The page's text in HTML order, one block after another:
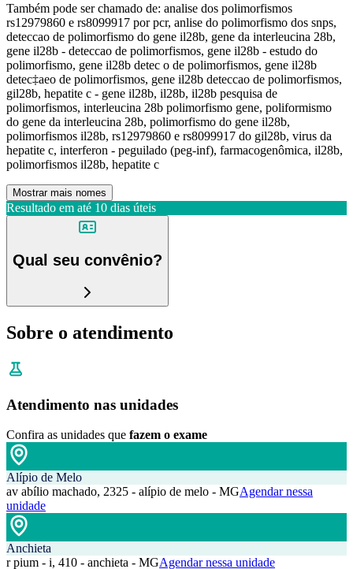
Também pode ser chamado de: analise dos polimorfismos
rs12979860 e rs8099917 por pcr, anlise do polimorfismo dos snps,
deteccao de polimorfismo do gene il28b, gene da interleucina 28b,
gene il28b - deteccao de polimorfismos, gene il28b - estudo do
polimorfismo, gene il28b detec o de polimorfismos, gene il28b
detec‡aeo de polimorfismos, gene il28b deteccao de polimorfismos,
gil28b, hepatite c - gene il28b, il28b, il28b pesquisa de
polimorfismos, interleucina 28b polimorfismo gene, poliformismo
do gene da interleucina 28b, polimorfismo do gene il28b,
polimorfismos il28b, rs12979860 e rs8099917 do gil28b, virus da
hepatite c, interferon - peguilado (peg-inf), farmacogenômica, il28b,
polimorfismos il28b, hepatite c
Mostrar mais nomes
Resultado em até 10 dias úteis
Qual seu convênio?
Sobre o atendimento
Atendimento nas unidades
Confira as unidades que fazem o exame
Alípio de Melo
av abílio machado, 2325 - alípio de melo - MGAgendar nessa
unidade
Anchieta
r pium - i, 410 - anchieta - MGAgendar nessa unidade